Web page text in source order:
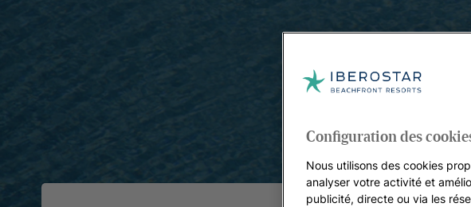
Configuration des
Nous utilisons des cookies
analyser votre activité et
publicité, directe ou via les